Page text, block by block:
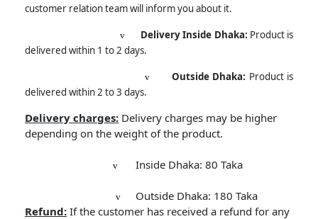
customer relation team will inform you about it.
v Delivery Inside Dhaka: Product is
delivered within 1 to 2 days.
v Outside Dhaka: Product is
delivered within 2 to 3 days.
Delivery charges: Delivery charges may be higher
depending on the weight of the product.
v Inside Dhaka: 80 Taka
v
Outside Dhaka: 180 Taka
Refund: If the customer has received a refund for any